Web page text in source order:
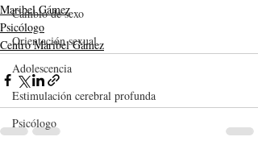
Cambio de sexo
Orientación sexual
Adolescencia
Estimulación cerebral profunda
Psicólogo
Maribel Gámez
Psicólogo
Centro Maribel Gámez